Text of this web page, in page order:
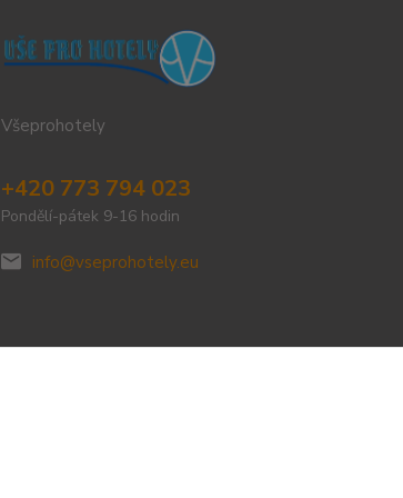
Všeprohotely
+420 773 794 023
Pondělí-pátek 9-16 hodin
info@vseprohotely.eu